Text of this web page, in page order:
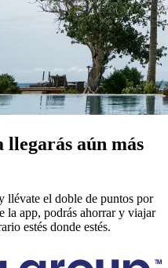
llegarás aún más
llévate el doble de puntos por
la app, podrás ahorrar y viajar
estés donde estés.